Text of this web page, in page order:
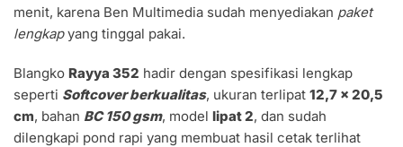
menit, karena Ben Multimedia sudah menyediakan paket
lengkapyang tinggal pakai.
Blangko Rayya 352 hadir dengan spesifikasi lengkap
seperti Softcover berkualitas, ukuran terlipat 12,7 × 20,5
cm, bahan BC 150 gsm, model lipat 2, dan sudah
dilengkapi pond rapi yang membuat hasil cetak terlihat